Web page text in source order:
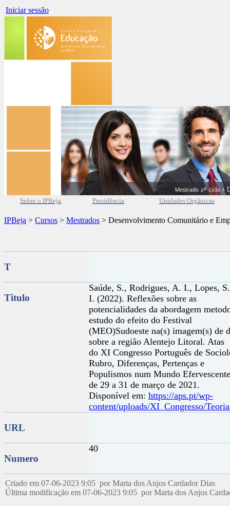
Iniciar sessão
Sobre o IPBeja Presidência Unidades Orgânicas
IPBeja > Cursos > Mestrados > Desenvolvimento Comunitário e
T
Titulo
Saúde, S., Rodrigues, A. I., Lopes,
I. (2022). Reflexões sobre as
potencialidades da abordagem
estudo do efeito do Festival
(MEO)Sudoeste na(s) imagem(s) de
sobre a região Alentejo Litoral. Atas
do XI Congresso Português de
Rubro, Diferenças, Pertenças e
Populismos num Mundo
de 29 a 31 de março de 2021.
Disponível em: https://aps.pt/wp-
content/uploads/XI_Congresso/
URL
Numero
40
Criado em 07-06-2023 9:05 por Marta dos Anjos Cardador Dias
Última modificação em 07-06-2023 9:05 por Marta dos Anjos